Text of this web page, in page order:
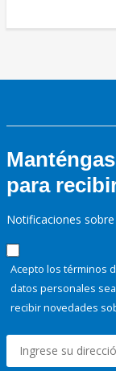
para
Notificaciones
Acepto los términos
datos personales
recibir novedades